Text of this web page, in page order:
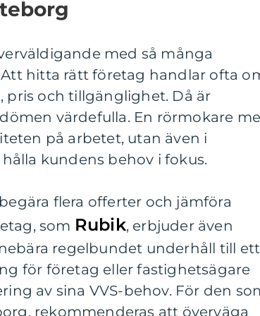
med så många
hitta rätt företag handlar ofta
pris och tillgänglighet. Då är
värdefulla. En rörmokare
på arbetet, utan även i
kundens behov i fokus.
flera offerter och jämföra
som Rubik, erbjuder även
regelbundet underhåll till ett
för företag eller fastighetsägare
av sina VVS-behov. För den
rekommenderas att överväga